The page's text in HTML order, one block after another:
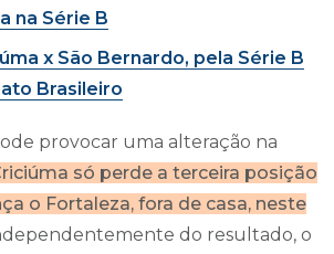
na Série B
x São Bernardo, pela Série B
Brasileiro
provocar uma alteração na
só perde a terceira posição
o Fortaleza, fora de casa, neste
do resultado, o